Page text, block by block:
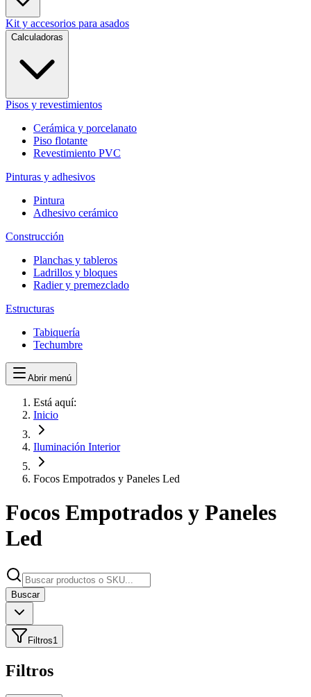
Kit y accesorios para asados
Calculadoras
Pisos y revestimientos
Cerámica y porcelanato
Piso flotante
Revestimiento PVC
Pinturas y adhesivos
Pintura
Adhesivo cerámico
Construcción
Planchas y tableros
Ladrillos y bloques
Radier y premezclado
Estructuras
Tabiquería
Techumbre
Abrir menú
Está aquí:
Inicio
Iluminación Interior
Focos Empotrados y Paneles Led
Focos Empotrados y Paneles
Led
Buscar
Filtros1
Filtros